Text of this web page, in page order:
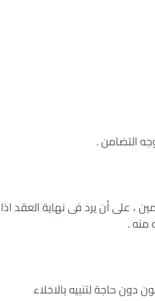
التضامن .
على أن يرد فى نهاية العقد اذا
منه .
حاجة لتنبيه بالاخلاء